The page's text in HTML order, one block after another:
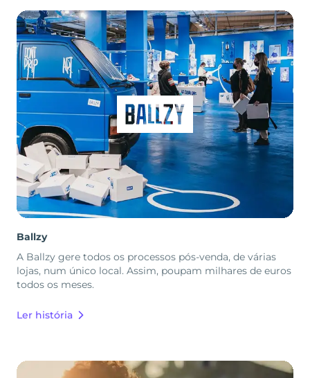
Ballzy
A Ballzy gere todos os processos pós-venda, de várias
lojas, num único local. Assim, poupam milhares de euros
todos os meses.
Ler história